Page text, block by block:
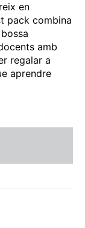
en
pack combina
amb
regalar a
aprendre